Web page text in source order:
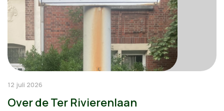
12 juli 2026
Over de Ter Rivierenlaan